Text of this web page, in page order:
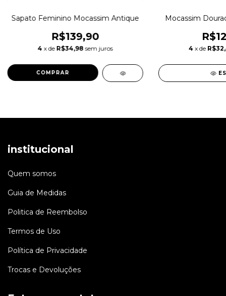
Sapato Feminino Mocassim Antique
R$139,90
4 x de R$34,98 sem juros
COMPRAR
Mocassim
4 x de
institucional
Quem somos
Guia de Medidas
Politica de Reembolso
Termos de Uso
Política de Privacidade
Trocas e Devoluções